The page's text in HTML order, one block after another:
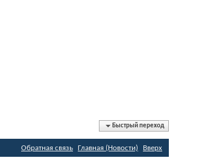
Быстрый переход
Обратная связь Главная (Новости) Вверх